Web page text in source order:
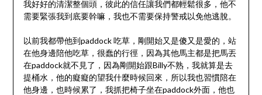
我好好的清潔整個頭，彼此的信任讓我們都輕鬆很多，他不
需要緊張我到底要幹嘛，我也不需要保持警戒以免他逃脫。
以前我都帶他到paddock 吃草，剛開始又是傻又是愛的，站
在他身邊陪他吃草，很蠢的行徑，因為其他馬主都是把馬丟
在paddock就不見了，因為剛開始跟Billy不熟，我就算是去
提桶水，他的癡癡的望我什麼時候回來，所以我也習慣陪在
他身邊，也時候累了，我抓把椅子坐在paddock外面，他也